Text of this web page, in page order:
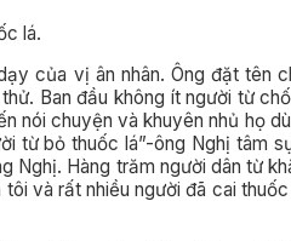
lá.
của vị ân nhân. Ông đặt tên
Ban đầu không ít người từ
nói chuyện và khuyên nhủ họ
từ bỏ thuốc lá”-ông Nghị tâm
Nghị. Hàng trăm người dân từ
và rất nhiều người đã cai